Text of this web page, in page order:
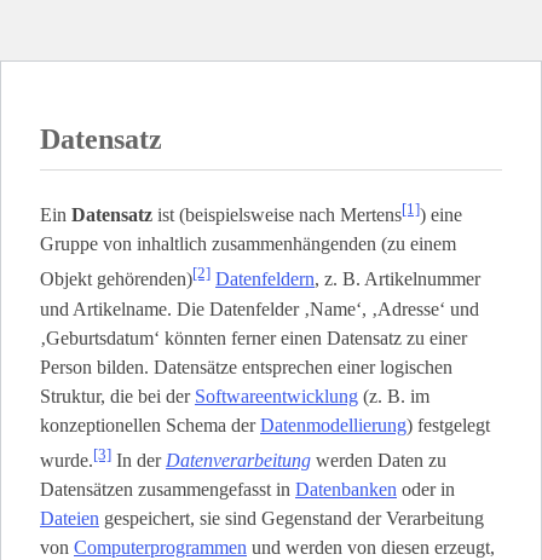
Datensatz
Ein Datensatz ist (beispielsweise nach Mertens[1]) eine
Gruppe von inhaltlich zusammenhängenden (zu einem
Objekt gehörenden)[2] Datenfeldern, z. B. Artikelnummer
und Artikelname. Die Datenfelder ‚Name‘, ‚Adresse‘ und
‚Geburtsdatum‘ könnten ferner einen Datensatz zu einer
Person bilden. Datensätze entsprechen einer logischen
Struktur, die bei der Softwareentwicklung (z. B. im
konzeptionellen Schema derDatenmodellierung) festgelegt
wurde.[3] In der Datenverarbeitung werden Daten zu
Datensätzen zusammengefasst in Datenbanken oder in
Dateien gespeichert, sie sind Gegenstand der Verarbeitung
von Computerprogrammen und werden von diesen erzeugt,